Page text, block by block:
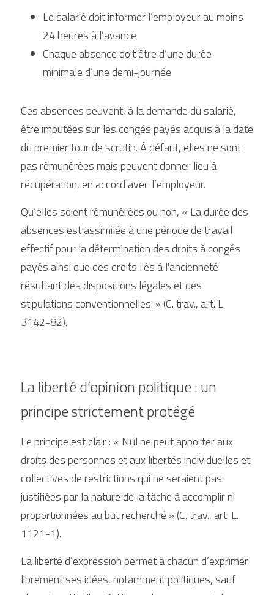
Le salarié doit informer l’employeur au moins
24 heures à l’avance
Chaque absence doit être d’une durée
minimale d’une demi-journée
Ces absences peuvent, à la demande du salarié,
être imputées sur les congés payés acquis à la date
du premier tour de scrutin. À défaut, elles ne sont
pas rémunérées mais peuvent donner lieu à
récupération, en accord avec l’employeur.
Qu’elles soient rémunérées ou non, « La durée des
absences est assimilée à une période de travail
effectif pour la détermination des droits à congés
payés ainsi que des droits liés à l'ancienneté
résultant des dispositions légales et des
stipulations conventionnelles. » (C. trav., art. L.
3142-82).
La liberté d’opinion politique : un
principe strictement protégé
Le principe est clair : « Nul ne peut apporter aux
droits des personnes et aux libertés individuelles et
collectives de restrictions qui ne seraient pas
justifiées par la nature de la tâche à accomplir ni
proportionnées au but recherché » (C. trav., art. L.
1121-1).
La liberté d’expression permet à chacun d’exprimer
librement ses idées, notamment politiques, sauf